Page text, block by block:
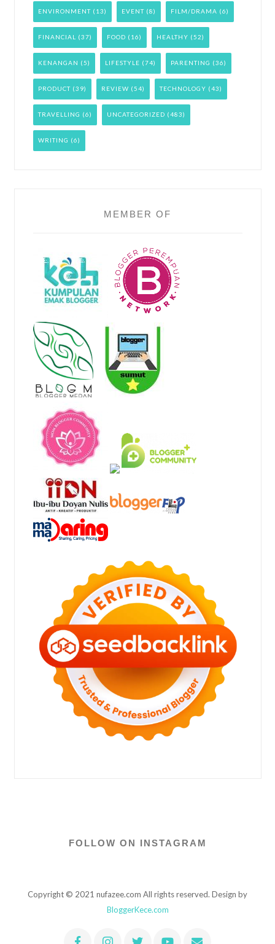
ENVIRONMENT(13) EVENT(8) FILM/DRAMA (6)
FINANCIAL (37) FOOD (16) HEALTHY (52)
KENANGAN (5) LIFESTYLE (74) PARENTING (36)
PRODUCT(39) REVIEW (54) TECHNOLOGY (43)
TRAVELLING (6) UNCATEGORIZED (483)
WRITING (6)
MEMBER OF
FOLLOW ON INSTAGRAM
Copyright © 2021 nufazee.com All rights reserved. Design by
BloggerKece.com